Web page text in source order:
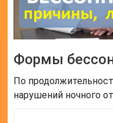
Формы
По
нарушений ночного